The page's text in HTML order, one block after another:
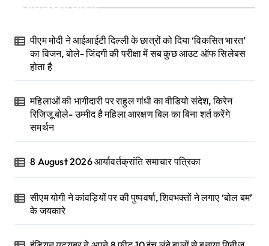
Recent Posts
पीएम मोदी ने आईआईटी दिल्ली के छात्रों को दिया ‘विकसित भारत’
का विजन, बोले- जिंदगी की परीक्षा में सब कुछ आउट ऑफ सिलेबस
होता है
महिलाओं की भागीदारी पर राहुल गांधी का वीडियो संदेश, किरेन
रिजिजू बोले- उम्मीद है महिला आरक्षण बिल का बिना शर्त करेंगे
समर्थन
8 August 2026 आर्यावर्तक्रांति समाचार पत्रिका
सीएम योगी ने कांवड़ियों पर की पुष्पवर्षा, शिवभक्तों ने लगाए ‘बोल बम’
के जयकारे